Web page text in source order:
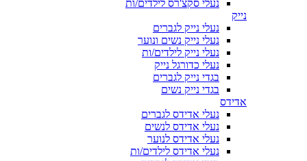
נעלי סקצ'רס לילדים/ות
נייק
נעלי נייק לגברים
נעלי נייק נשים ונוער
נעלי נייק לילדים/ות
נעלי כדורגל נייק
בגדי נייק לגברים
בגדי נייק נשים
אדידס
נעלי אדידס לגברים
נעלי אדידס לנשים
נעלי אדידס לנוער
נעלי אדידס לילדים/ות